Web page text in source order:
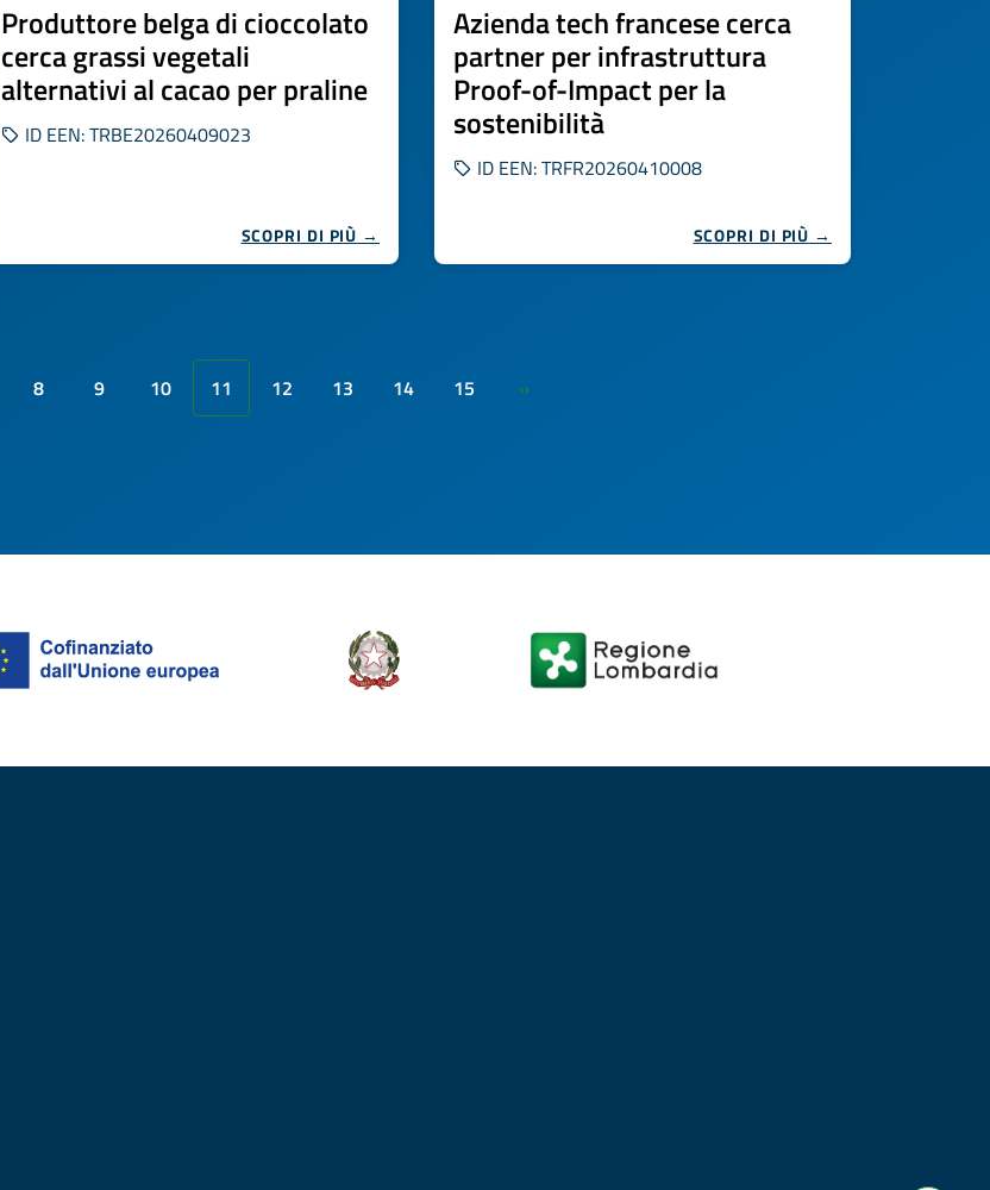
Produttore belga di cioccolato
cerca grassi vegetali
alternativi al cacao per praline
ID EEN: TRBE20260409023
SCOPRI DI PIÙ →
Azienda tech francese cerca
partner per infrastruttura
Proof-of-Impact per la
sostenibilità
ID EEN: TRFR20260410008
SCOPRI DI PIÙ →
8 9 10 11 12 13 14 15 »